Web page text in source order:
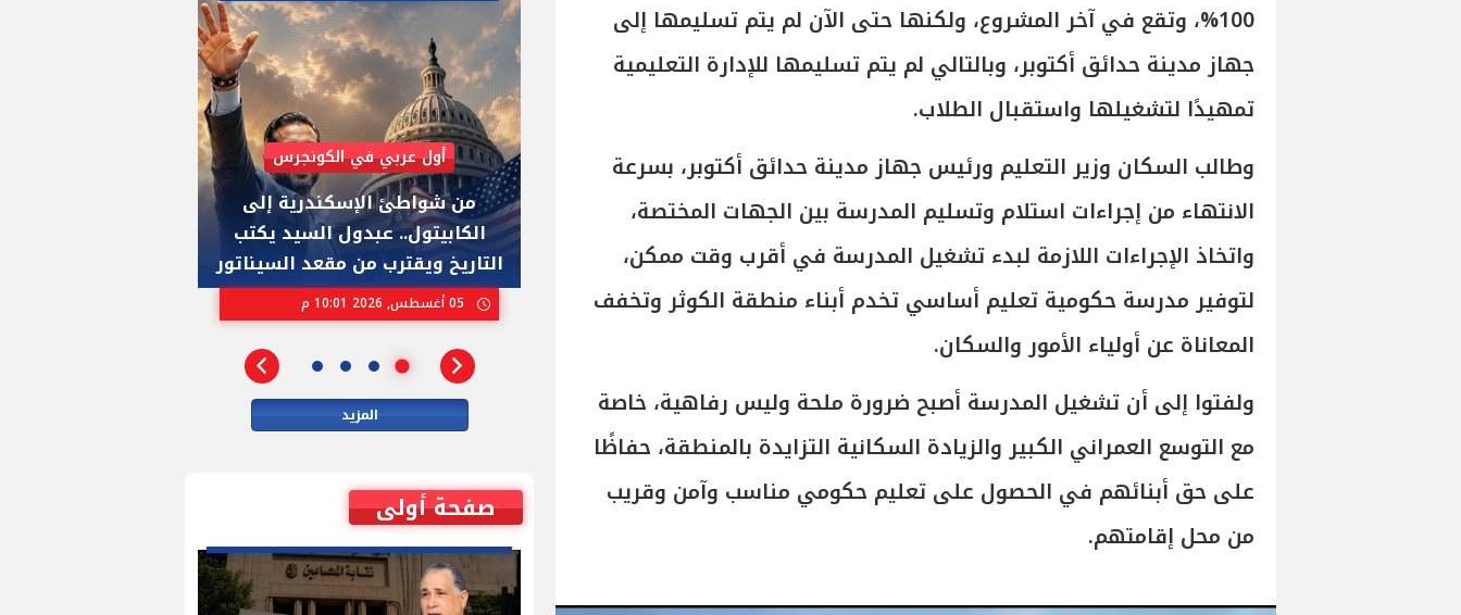
100%، وتقع في آخر المشروع، ولكنها حتى الآن لم يتم تسليمها إلى
جهاز مدينة حدائق أكتوبر، وبالتالي لم يتم تسليمها للإدارة التعليمية
تمهيدًا لتشغيلها واستقبال الطلاب.
وطالب السكان وزير التعليم ورئيس جهاز مدينة حدائق أكتوبر، بسرعة
الانتهاء من إجراءات استلام وتسليم المدرسة بين الجهات المختصة،
واتخاذ الإجراءات اللازمة لبدء تشغيل المدرسة في أقرب وقت ممكن،
لتوفير مدرسة حكومية تعليم أساسي تخدم أبناء منطقة الكوثر وتخفف
المعاناة عن أولياء الأمور والسكان.
ولفتوا إلى أن تشغيل المدرسة أصبح ضرورة ملحة وليس رفاهية، خاصة
مع التوسع العمراني الكبير والزيادة السكانية التزايدة بالمنطقة، حفاظًا
على حق أبنائهم في الحصول على تعليم حكومي مناسب وآمن وقريب
من محل إقامتهم.
" صاحب صاحبه "
شوقي غريب.. المدير الفني رجل
كل المناصب في الجبلاية برعاية
هاني أبوريدة
25 يوليو, 2026 10:00 م
أول عربي في الكونجرس
من شواطئ الإسكندرية إلى
الكابيتول.. عبدول السيد يكتب
التاريخ ويقترب من مقعد السيناتور
المزيد
صفحة أولى